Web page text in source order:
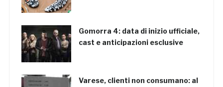
Gomorra 4: data di inizio ufficiale,
cast e anticipazioni esclusive
Varese, clienti non consumano: al